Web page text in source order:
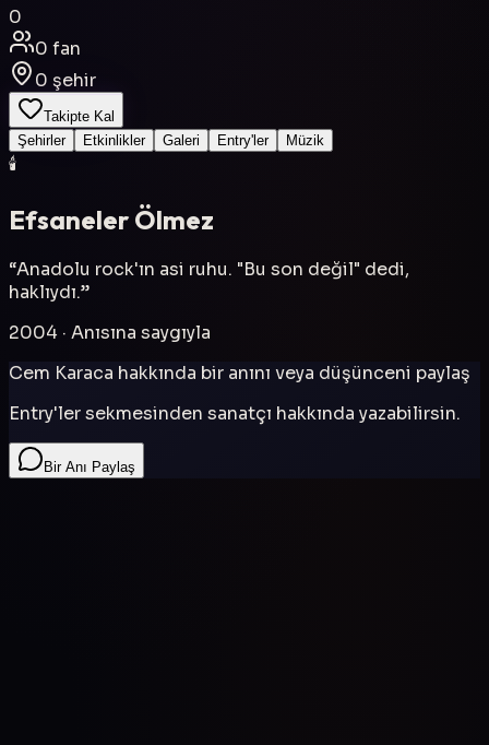
0
0 fan
0 şehir
Takipte Kal
Şehirler
Etkinlikler Galeri Entry'ler Müzik
🕯️
Efsaneler Ölmez
“Anadolu rock'ın asi ruhu. "Bu son değil" dedi,
haklıydı.”
2004 · Anısına saygıyla
Cem Karaca hakkında bir anını veya düşünceni paylaş
Entry'ler sekmesinden sanatçı hakkında yazabilirsin.
Bir Anı Paylaş